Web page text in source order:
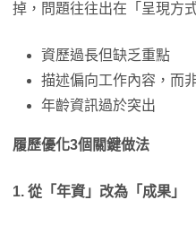
掉，問題往往出在「呈現方
資歷過長但缺乏重點
描述偏向工作內容，而
年齡資訊過於突出
履歷優化3個關鍵做法
1. 從「年資」改為「成果」